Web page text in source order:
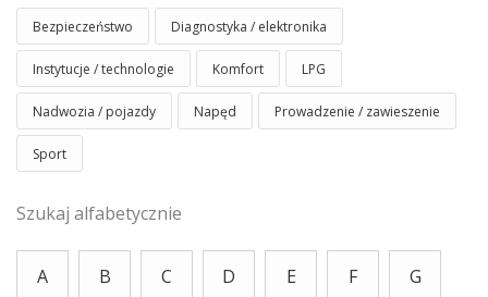
Bezpieczeństwo Diagnostyka / elektronika
Instytucje / technologie Komfort LPG
Nadwozia / pojazdy Napęd Prowadzenie / zawieszenie
Sport
Szukaj alfabetycznie
A B C D E F G